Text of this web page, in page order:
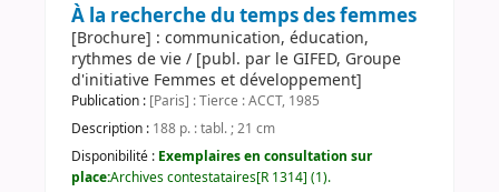
À la recherche du temps des femmes
[Brochure] : communication, éducation,
rythmes de vie / [publ. par le GIFED, Groupe
d'initiative Femmes et développement]
Publication : [Paris] : Tierce : ACCT, 1985
Description : 188 p. : tabl. ; 21 cm
Disponibilité : Exemplaires en consultation sur
place:Archives contestataires[R 1314] (1).